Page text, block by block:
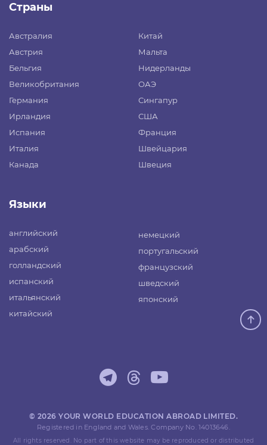
Страны
Австралия
Австрия
Бельгия
Великобритания
Германия
Ирландия
Испания
Италия
Канада
Китай
Мальта
Нидерланды
ОАЭ
Сингапур
США
Франция
Швейцария
Швеция
Языки
английский
арабский
голландский
испанский
итальянский
китайский
немецкий
португальский
французский
шведский
японский
© 2026 YOUR WORLD EDUCATION ABROAD LIMITED.
Registered in England and Wales. Company No. 14013646.
All rights reserved. No part of this website may be reproduced or distributed